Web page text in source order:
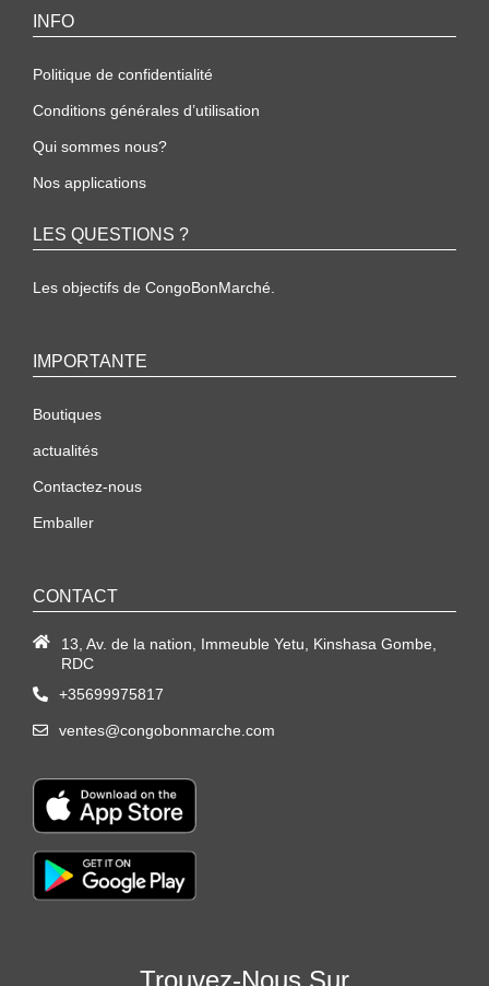
INFO
Politique de confidentialité
Conditions générales d’utilisation
Qui sommes nous?
Nos applications
LES QUESTIONS ?
Les objectifs de CongoBonMarché.
IMPORTANTE
Boutiques
actualités
Contactez-nous
Emballer
CONTACT
13, Av. de la nation, Immeuble Yetu, Kinshasa Gombe,
RDC
+35699975817
ventes@congobonmarche.com
Trouvez-Nous Sur